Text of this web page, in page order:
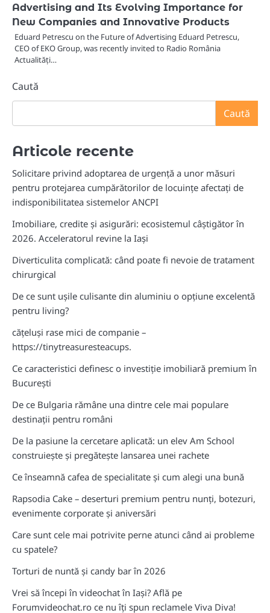
Advertising and Its Evolving Importance for
New Companies and Innovative Products
Eduard Petrescu on the Future of Advertising Eduard Petrescu,
CEO of EKO Group, was recently invited to Radio România
Actualități…
Caută
Caută
Articole recente
Solicitare privind adoptarea de urgență a unor măsuri
pentru protejarea cumpărătorilor de locuințe afectați de
indisponibilitatea sistemelor ANCPI
Imobiliare, credite și asigurări: ecosistemul câștigător în
2026. Acceleratorul revine la Iași
Diverticulita complicată: când poate fi nevoie de tratament
chirurgical
De ce sunt ușile culisante din aluminiu o opțiune excelentă
pentru living?
cățeluși rase mici de companie –
https://tinytreasuresteacups.
Ce caracteristici definesc o investiție imobiliară premium în
București
De ce Bulgaria rămâne una dintre cele mai populare
destinații pentru români
De la pasiune la cercetare aplicată: un elev Am School
construiește și pregătește lansarea unei rachete
Ce înseamnă cafea de specialitate și cum alegi una bună
Rapsodia Cake – deserturi premium pentru nunți, botezuri,
evenimente corporate și aniversări
Care sunt cele mai potrivite perne atunci când ai probleme
cu spatele?
Torturi de nuntă și candy bar în 2026
Vrei să începi în videochat în Iași? Află pe
Forumvideochat.ro ce nu îți spun reclamele Viva Diva!